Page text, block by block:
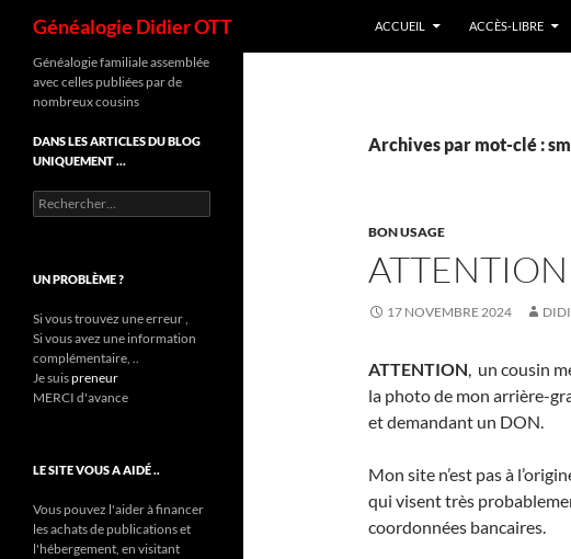
Aller
Généalogie Didier OTT ACCUEIL ACCÈS-LIBRE
Archives par mot-clé :
BON USAGE
17 NOVEMBRE 2024
ATTENTION, un cousin
la photo de mon arrière-
et demandant un DON.
Mon site n’est pas à
qui visent très
coordonnées bancaires.
Généalogie familiale assemblée
avec celles publiées par de
nombreux cousins
DANS LES ARTICLES DU BLOG
UNIQUEMENT …
Rechercher :
UN PROBLÈME ?
Si vous trouvez une erreur ,
Si vous avez une information
complémentaire, ..
Je suispreneur
MERCI d'avance
LE SITE VOUS A AIDÉ ..
Vous pouvez l'aider à financer
les achats de publications et
l'hébergement, en visitant